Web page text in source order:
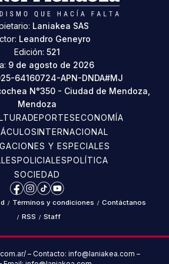
Laniakea SAS
Leandro Geneyro
Edición: 521
9 de agosto de 2026
64160724-APN-DNDA#MJ
N°350 - Ciudad de Mendoza,
Mendoza
DEPORTESECONOMÍA
INTERNACIONAL
Y ESPECIALES
POLICIALESPOLÍTICA
SOCIEDAD
Facebook
Instagram
TikTokYouTube
/ Términos y condiciones / Contáctanos
/ RSS / Staff
– Contacto: info@laniakea.com –